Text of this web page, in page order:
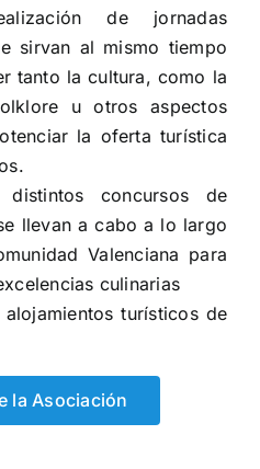
de jornadas
sirvan al mismo tiempo
tanto la cultura, como la
u otros aspectos
la oferta turística
concursos de
llevan a cabo a lo largo
Valenciana para
culinarias
turísticos de
la Asociación